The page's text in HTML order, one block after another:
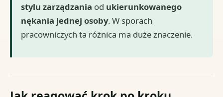
stylu zarządzania od ukierunkowanego
nękania jednej osoby. W sporach
pracowniczych ta różnica ma duże znaczenie.